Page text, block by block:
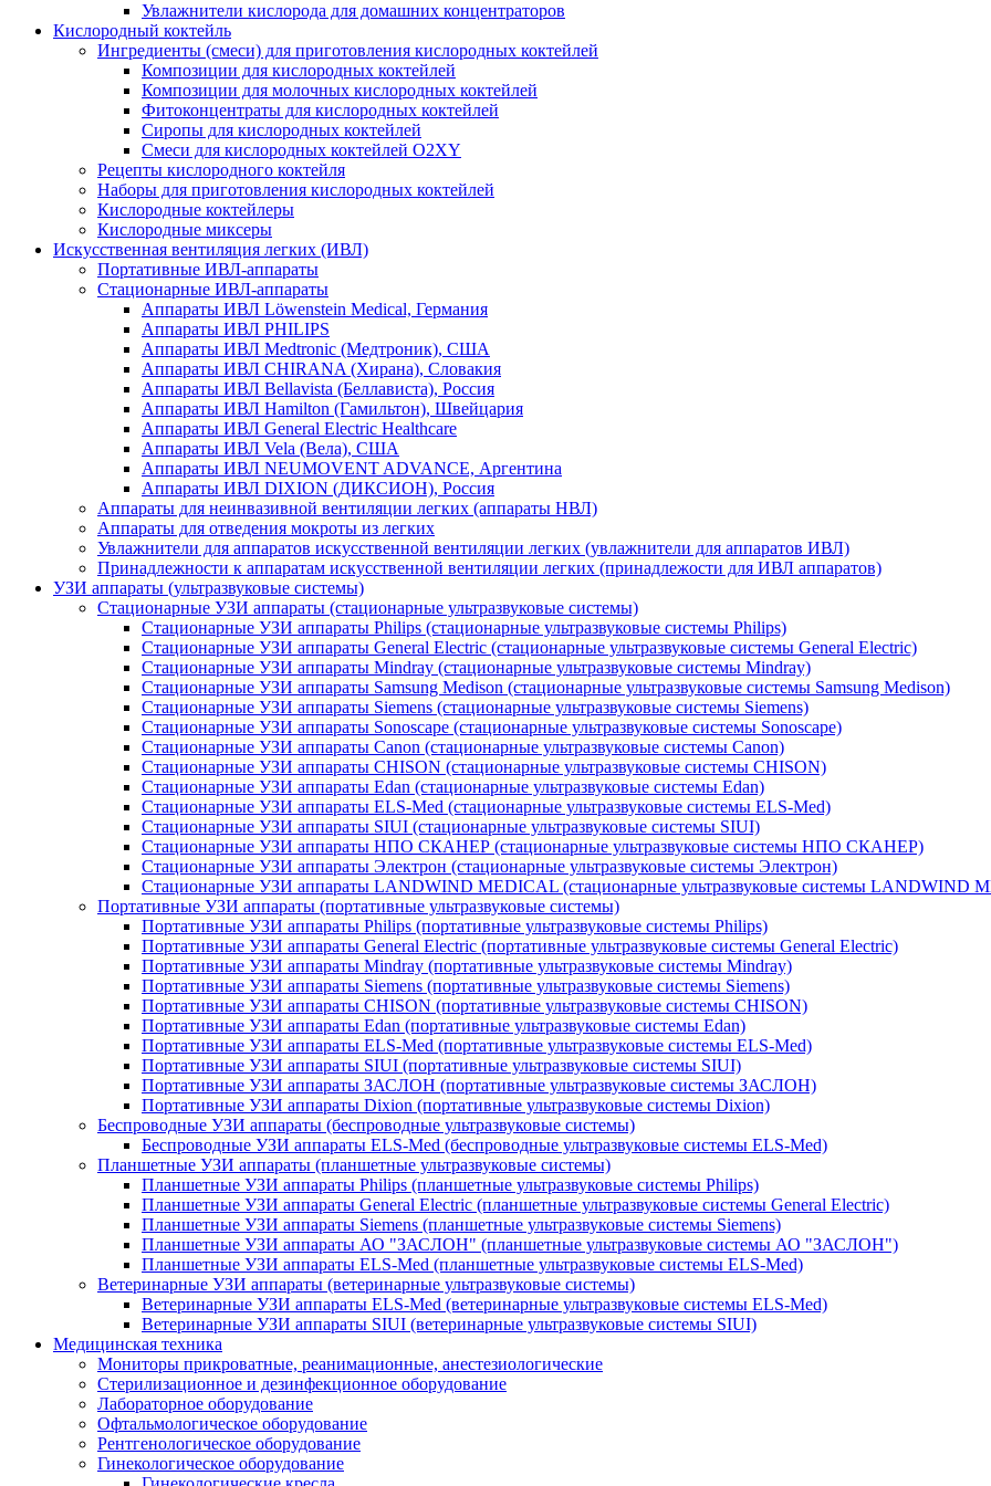
Увлажнители кислорода для домашних концентраторов
Кислородный коктейль
Ингредиенты (смеси) для приготовления кислородных коктейлей
Композиции для кислородных коктейлей
Композиции для молочных кислородных коктейлей
Фитоконцентраты для кислородных коктейлей
Сиропы для кислородных коктейлей
Смеси для кислородных коктейлей O2XY
Рецепты кислородного коктейля
Наборы для приготовления кислородных коктейлей
Кислородные коктейлеры
Кислородные миксеры
Искусственная вентиляция легких (ИВЛ)
Портативные ИВЛ-аппараты
Стационарные ИВЛ-аппараты
Аппараты ИВЛ Löwenstein Medical, Германия
Аппараты ИВЛ PHILIPS
Аппараты ИВЛ Medtronic (Медтроник), США
Аппараты ИВЛ CHIRANA (Хирана), Словакия
Аппараты ИВЛ Bellavista (Беллависта), Россия
Аппараты ИВЛ Hamilton (Гамильтон), Швейцария
Аппараты ИВЛ General Electric Healthcare
Аппараты ИВЛ Vela (Вела), США
Аппараты ИВЛ NEUMOVENT ADVANCE, Аргентина
Аппараты ИВЛ DIXION (ДИКСИОН), Россия
Аппараты для неинвазивной вентиляции легких (аппараты НВЛ)
Аппараты для отведения мокроты из легких
Увлажнители для аппаратов искусственной вентиляции легких (увлажнители для аппаратов ИВЛ)
Принадлежности к аппаратам искусственной вентиляции легких (принадлежости для ИВЛ аппаратов)
УЗИ аппараты (ультразвуковые системы)
Стационарные УЗИ аппараты (стационарные ультразвуковые системы)
Стационарные УЗИ аппараты Philips (стационарные ультразвуковые системы Philips)
Стационарные УЗИ аппараты General Electric (стационарные ультразвуковые системы General Electric)
Стационарные УЗИ аппараты Mindray (стационарные ультразвуковые системы Mindray)
Стационарные УЗИ аппараты Samsung Medison (стационарные ультразвуковые системы Samsung Medison)
Стационарные УЗИ аппараты Siemens (стационарные ультразвуковые системы Siemens)
Стационарные УЗИ аппараты Sonoscape (стационарные ультразвуковые системы Sonoscape)
Стационарные УЗИ аппараты Canon (стационарные ультразвуковые системы Canon)
Стационарные УЗИ аппараты CHISON (стационарные ультразвуковые системы CHISON)
Стационарные УЗИ аппараты Edan (стационарные ультразвуковые системы Edan)
Стационарные УЗИ аппараты ELS-Med (стационарные ультразвуковые системы ELS-Med)
Стационарные УЗИ аппараты SIUI (стационарные ультразвуковые системы SIUI)
Стационарные УЗИ аппараты НПО СКАНЕР (стационарные ультразвуковые системы НПО СКАНЕР)
Стационарные УЗИ аппараты Электрон (стационарные ультразвуковые системы Электрон)
Стационарные УЗИ аппараты LANDWIND MEDICAL (стационарные ультразвуковые системы LANDWIND
Портативные УЗИ аппараты (портативные ультразвуковые системы)
Портативные УЗИ аппараты Philips (портативные ультразвуковые системы Philips)
Портативные УЗИ аппараты General Electric (портативные ультразвуковые системы General Electric)
Портативные УЗИ аппараты Mindray (портативные ультразвуковые системы Mindray)
Портативные УЗИ аппараты Siemens (портативные ультразвуковые системы Siemens)
Портативные УЗИ аппараты CHISON (портативные ультразвуковые системы CHISON)
Портативные УЗИ аппараты Edan (портативные ультразвуковые системы Edan)
Портативные УЗИ аппараты ELS-Med (портативные ультразвуковые системы ELS-Med)
Портативные УЗИ аппараты SIUI (портативные ультразвуковые системы SIUI)
Портативные УЗИ аппараты ЗАСЛОН (портативные ультразвуковые системы ЗАСЛОН)
Портативные УЗИ аппараты Dixion (портативные ультразвуковые системы Dixion)
Беспроводные УЗИ аппараты (беспроводные ультразвуковые системы)
Беспроводные УЗИ аппараты ELS-Med (беспроводные ультразвуковые системы ELS-Med)
Планшетные УЗИ аппараты (планшетные ультразвуковые системы)
Планшетные УЗИ аппараты Philips (планшетные ультразвуковые системы Philips)
Планшетные УЗИ аппараты General Electric (планшетные ультразвуковые системы General Electric)
Планшетные УЗИ аппараты Siemens (планшетные ультразвуковые системы Siemens)
Планшетные УЗИ аппараты АО "ЗАСЛОН" (планшетные ультразвуковые системы АО "ЗАСЛОН")
Планшетные УЗИ аппараты ELS-Med (планшетные ультразвуковые системы ELS-Med)
Ветеринарные УЗИ аппараты (ветеринарные ультразвуковые системы)
Ветеринарные УЗИ аппараты ELS-Med (ветеринарные ультразвуковые системы ELS-Med)
Ветеринарные УЗИ аппараты SIUI (ветеринарные ультразвуковые системы SIUI)
Медицинская техника
Мониторы прикроватные, реанимационные, анестезиологические
Стерилизационное и дезинфекционное оборудование
Лабораторное оборудование
Офтальмологическое оборудование
Рентгенологическое оборудование
Гинекологическое оборудование